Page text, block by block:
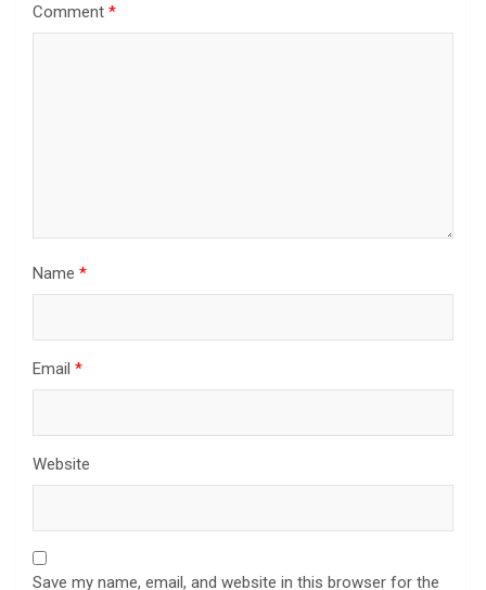
Comment *
Name *
Email *
Website
Save my name, email, and website in this browser for the